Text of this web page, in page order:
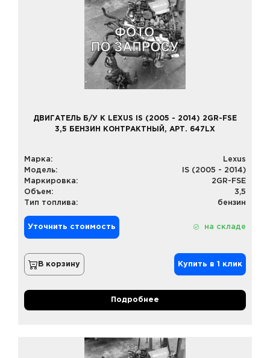
ДВИГАТЕЛЬ Б/У К LEXUS IS (2005 - 2014) 2GR-FSE
3,5 БЕНЗИН КОНТРАКТНЫЙ, АРТ. 647LX
Марка:
Lexus
Модель:
IS (2005 - 2014)
Маркировка:
2GR-FSE
Объем:
3,5
Тип топлива:
бензин
Уточнить стоимость на складе
В корзину Купить в 1 клик
Подробнее